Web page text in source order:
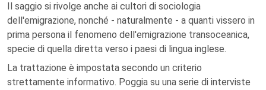
Il saggio si rivolge anche ai cultori di sociologia
dell'emigrazione, nonché - naturalmente - a quanti vissero in
prima persona il fenomeno dell'emigrazione transoceanica,
specie di quella diretta verso i paesi di lingua inglese.
La trattazione è impostata secondo un criterio
strettamente informativo. Poggia su una serie di interviste